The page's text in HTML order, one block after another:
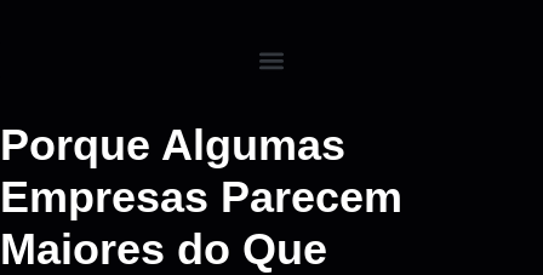
Porque Algumas
Empresas Parecem
Maiores do Que